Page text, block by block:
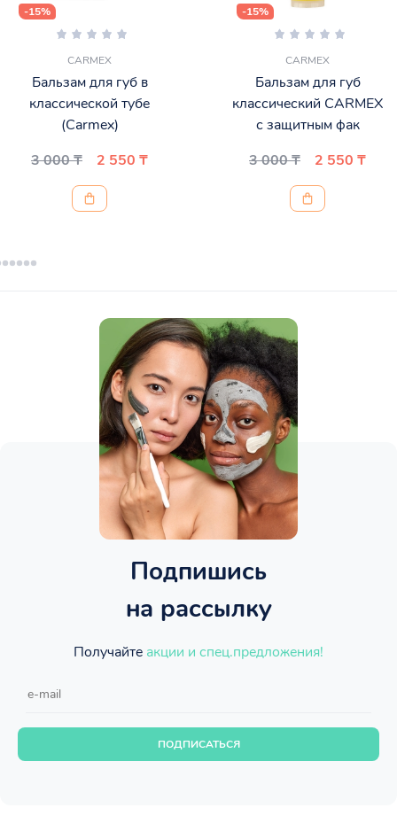
-15%
CARMEX
Бальзам для губ в
классической тубе
(Carmex)
3 000 ₸
2 550 ₸
-15%
CARMEX
Бальзам для губ
классический CARMEX
с защитным фак
3 000 ₸
2 550 ₸
Подпишись
на рассылку
Получайте акции и спец.предложения!
ПОДПИСАТЬСЯ